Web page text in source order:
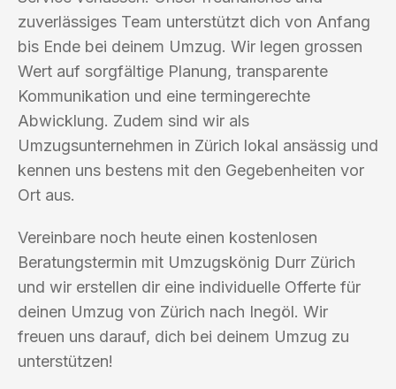
zuverlässiges Team unterstützt dich von Anfang
bis Ende bei deinem Umzug. Wir legen grossen
Wert auf sorgfältige Planung, transparente
Kommunikation und eine termingerechte
Abwicklung. Zudem sind wir als
Umzugsunternehmen in Zürich lokal ansässig und
kennen uns bestens mit den Gegebenheiten vor
Ort aus.
Vereinbare noch heute einen kostenlosen
Beratungstermin mit Umzugskönig Durr Zürich
und wir erstellen dir eine individuelle Offerte für
deinen Umzug von Zürich nach Inegöl. Wir
freuen uns darauf, dich bei deinem Umzug zu
unterstützen!